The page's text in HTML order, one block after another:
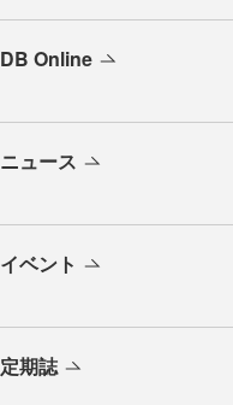
DB Online
ニュース
イベント
定期誌